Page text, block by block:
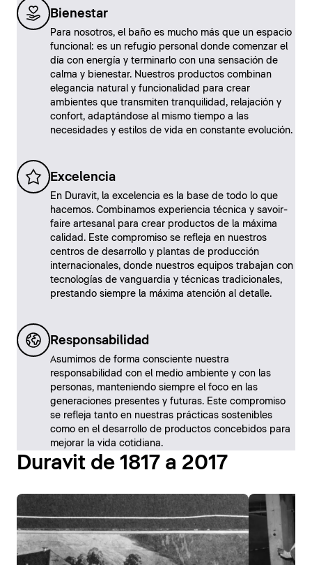
Bienestar
Para nosotros, el baño es mucho más que un espacio
funcional: es un refugio personal donde comenzar el
día con energía y terminarlo con una sensación de
calma y bienestar. Nuestros productos combinan
elegancia natural y funcionalidad para crear
ambientes que transmiten tranquilidad, relajación y
confort, adaptándose al mismo tiempo a las
necesidades y estilos de vida en constante evolución.
Excelencia
En Duravit, la excelencia es la base de todo lo que
hacemos. Combinamos experiencia técnica y savoir-
faire artesanal para crear productos de la máxima
calidad. Este compromiso se refleja en nuestros
centros de desarrollo y plantas de producción
internacionales, donde nuestros equipos trabajan con
tecnologías de vanguardia y técnicas tradicionales,
prestando siempre la máxima atención al detalle.
Responsabilidad
Asumimos de forma consciente nuestra
responsabilidad con el medio ambiente y con las
personas, manteniendo siempre el foco en las
generaciones presentes y futuras. Este compromiso
se refleja tanto en nuestras prácticas sostenibles
como en el desarrollo de productos concebidos para
mejorar la vida cotidiana.
Duravit de 1817 a 2017